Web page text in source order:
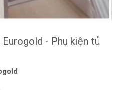
- Phụ kiện tủ